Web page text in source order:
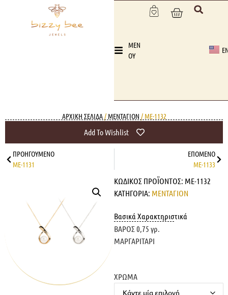
MEN
OY
ΑΡΧΙΚΉ ΣΕΛΊΔΑ/ ΜΕΝΤΑΓΙΟΝ / ME-1132
Add To Wishlist
ΠΡΟΗΓΟΎΜΕΝΟ
ME-1131
ΕΠΌΜΕΝΟ
ME-1133
ΚΩΔΙΚΌΣ ΠΡΟΪΌΝΤΟΣ: ME-1132
ΚΑΤΗΓΟΡΊΑ: ΜΕΝΤΑΓΙΟΝ
Βασικά Χαρακτηριστικά
ΒΑΡΟΣ 0,75 γρ.
ΜΑΡΓΑΡΙΤΑΡΙ
ΧΡΩΜΑ